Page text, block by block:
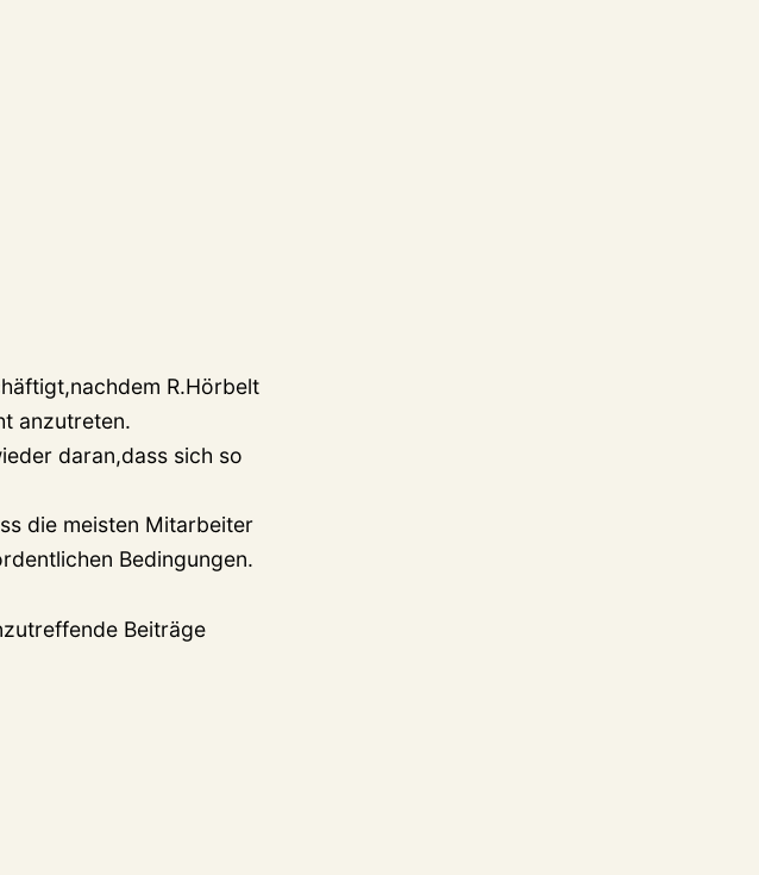
R.Hörbelt
anzutreten.
daran,dass sich so
die meisten Mitarbeiter
Bedingungen.
Beiträge